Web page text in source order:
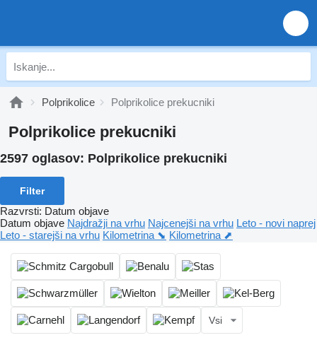
Polprikolice Polprikolice prekucniki
Polprikolice prekucniki
2597 oglasov: Polprikolice prekucniki
Filter
Razvrsti: Datum objave
Datum objave Najdražji na vrhu Najcenejši na vrhu Leto - novi naprej
Leto - starejši na vrhu Kilometrina ⬊ Kilometrina ⬈
Vsi